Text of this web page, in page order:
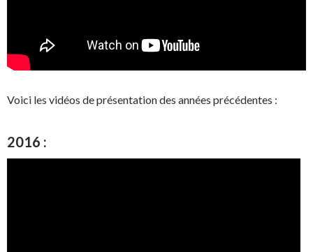
Voici les vidéos de présentation des années précédentes :
2016 :